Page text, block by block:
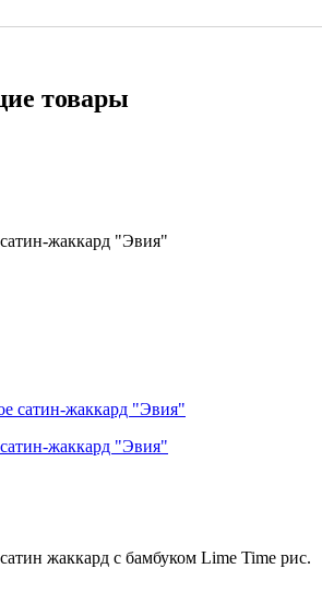
товары
жаккард "Эвия"
жаккард "Эвия"
жаккард с бамбуком Lime Time рис.